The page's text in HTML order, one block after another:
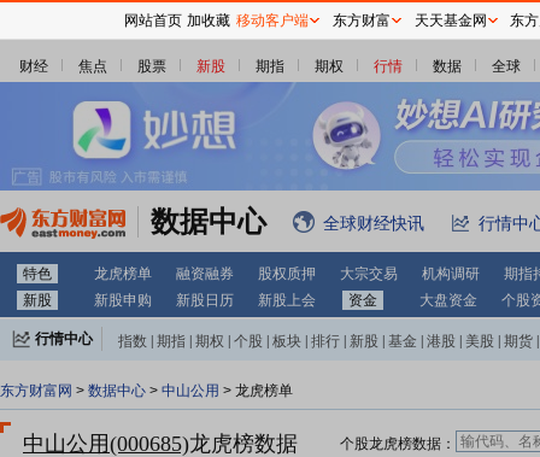
财经 焦点 股票 新股 期指 期权 行情 数据 全球
数据中心 全球财经快讯 行情中
特色 龙虎榜单 融资融券 股权质押 大宗交易 机构调研
期指
新股
新股申购 新股日历 新股上会 资金 大盘资金 个股
行情中心 指数 期指 期权 个股 板块 排行 新股 基金 港股 美股 期货
东方财富网 > 数据中心 > 中山公用 > 龙虎榜单
中山公用(000685)龙虎榜数据 个股龙虎榜数据：
网站首页 加收藏 移动客户端 东方财富 天天基金网 东